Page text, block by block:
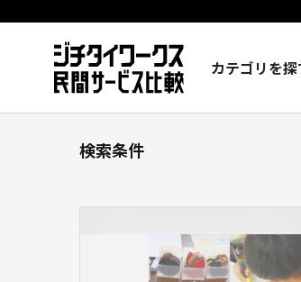
カテゴリを探
サービスを探す｜ジチ
検索条件